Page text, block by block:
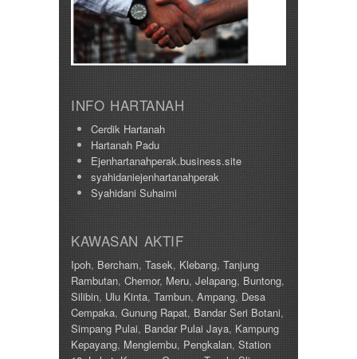
INFO HARTANAH
Cerdik Hartanah
Hartanah Padu
Ejenhartanahperak.business.site
syahidaniejenhartanahperak
Syahidani Suhaimi
KAWASAN AKTIF
Ipoh,Bercham,Tasek,Klebang,Tanjung
Rambutan,Chemor,Meru,Jelapang,Buntong,
Silibin,Ulu Kinta,Tambun,Ampang,Desa
Cempaka, Gunung Rapat,Bandar Seri Botani,
Simpang Pulai,Bandar Pulai Jaya,Kampung
Kepayang,Menglembu,Pengkalan,Station